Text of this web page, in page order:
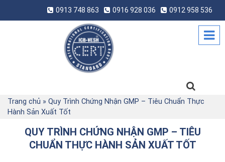
0913 748 863 0916 928 036 0912 958 536
Trang chủ » Quy Trình Chứng Nhận GMP – Tiêu Chuẩn Thực
Hành Sản Xuất Tốt
QUY TRÌNH CHỨNG NHẬN GMP – TIÊU
CHUẨN THỰC HÀNH SẢN XUẤT TỐT